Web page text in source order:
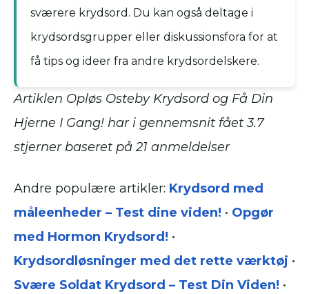
sværere krydsord. Du kan også deltage i
krydsordsgrupper eller diskussionsfora for at
få tips og ideer fra andre krydsordelskere.
Artiklen Opløs Osteby Krydsord og Få Din
Hjerne I Gang! har i gennemsnit fået3.7
stjerner baseret på21 anmeldelser
Andre populære artikler: Krydsord med
måleenheder – Test dine viden! • Opgør
med Hormon Krydsord! •
Krydsordløsninger med det rette værktøj •
Svære Soldat Krydsord – Test Din Viden! •